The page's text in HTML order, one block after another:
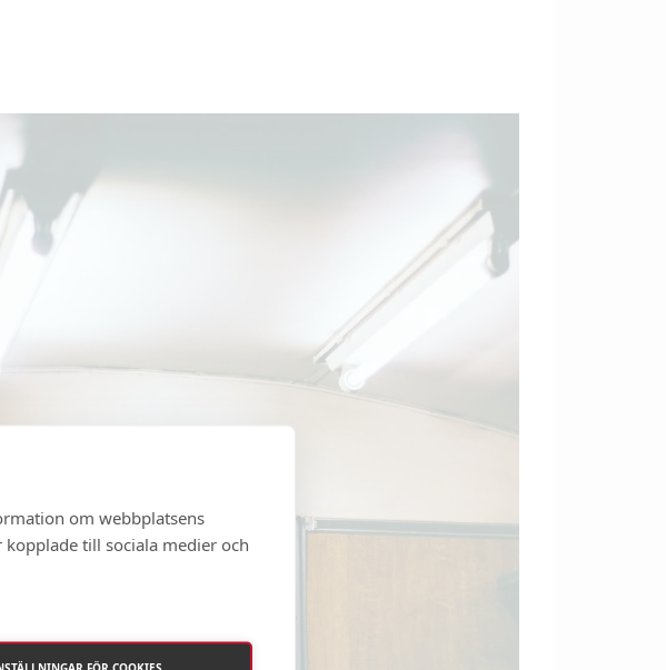
om webbplatsens
till sociala medier och